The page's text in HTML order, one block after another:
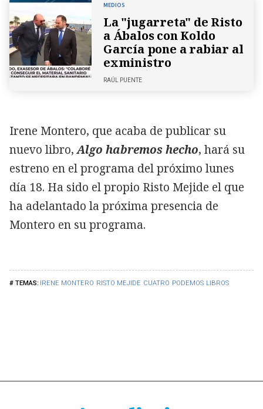
IRENE MONTERO RISTO MEJIDE CUATRO PODEMOS LIBROS
MEDIOS
La "jugarreta" de Risto
a Ábalos con Koldo
García pone a rabiar al
exministro
RAÚL PUENTE
Irene Montero, que acaba de publicar su
nuevo libro,Algo habremos hecho, hará su
estreno en el programa del próximo lunes
día 18. Ha sido el propio Risto Mejide el que
ha adelantado la próxima presencia de
Montero en su programa.